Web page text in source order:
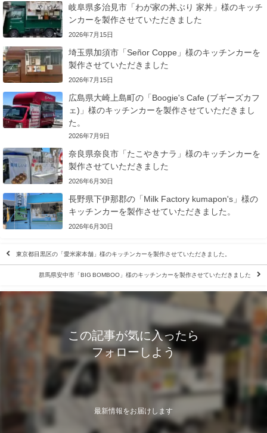
岐阜県多治見市「わが家の丼ぶり 家丼」様のキッチ
ンカーを製作させていただきました
2026年7月15日
埼玉県加須市「Señor Coppe」様のキッチンカーを
製作させていただきました
2026年7月15日
広島県大崎上島町の「Boogie's Cafe (ブギーズカフ
ェ)」様のキッチンカーを製作させていただきまし
た。
2026年7月9日
奈良県奈良市「たこやきナラ」様のキッチンカーを
製作させていただきました
2026年6月30日
長野県下伊那郡の「Milk Factory kumapon's」様の
キッチンカーを製作させていただきました。
2026年6月30日
東京都目黒区の「愛米家本舗」様のキッチンカーを製作させていただきました。
群馬県安中市「BIG BOMBOO」様のキッチンカーを製作させていただきました
この記事が気に入ったら
フォローしよう
最新情報をお届けします